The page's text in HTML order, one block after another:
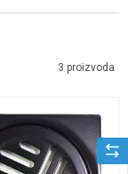
3 proizvoda